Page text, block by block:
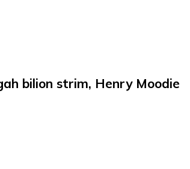
bilion strim, Henry Moodie